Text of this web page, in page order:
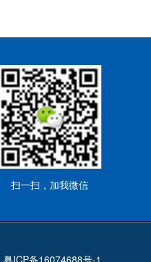
扫一扫，加我微信
粤ICP备16074688号-1